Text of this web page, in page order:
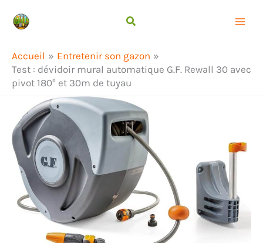
Accueil
Entretenir son gazon
Test : dévidoir mural automatique G.F. Rewall 30 avec
pivot 180° et 30m de tuyau